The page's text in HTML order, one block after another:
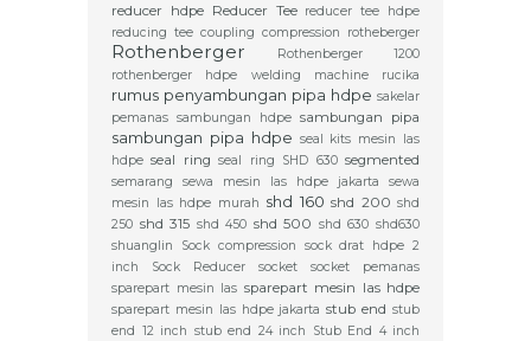
reducer hdpe Reducer Tee reducer tee hdpe
reducing tee coupling compression
rotheberger
Rothenberger
Rothenberger 1200
rothenberger hdpe welding machine
rucika
rumus penyambungan pipa hdpe sakelar
pemanas sambungan hdpe sambungan pipa
sambungan pipa hdpe seal kits mesin las
hdpe seal ring seal ring SHD 630 segmented
semarang sewa mesin las hdpe jakarta
sewa
mesin las hdpe murah shd 160 shd 200 shd
250 shd 315 shd 450 shd 500 shd 630 shd630
shuanglin
Sock compression
sock drat hdpe 2
inch
Sock Reducer socket
socket pemanas
sparepart mesin las sparepart mesin las hdpe
sparepart mesin las hdpe jakarta stub end stub
end 12 inch stub end 24 inch
Stub End 4 inch